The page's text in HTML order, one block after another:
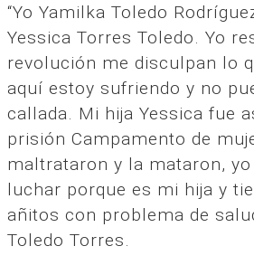
“Yo Yamilka Toledo
Yessica Torres Toledo. Yo
revolución me disculpan lo
aquí estoy sufriendo y no
callada. Mi hija Yessica fue
prisión Campamento de
maltrataron y la mataron, yo
luchar porque es mi hija y
añitos con problema de
Toledo Torres.